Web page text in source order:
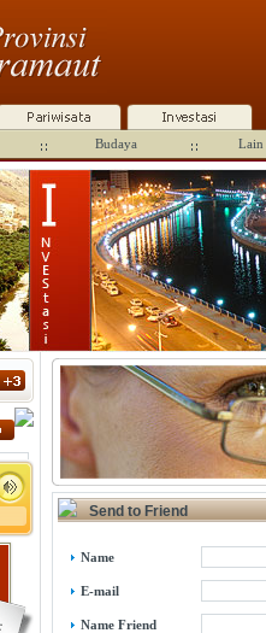
Budaya Lain
Send to Friend
Name
E-mail
Name Friend